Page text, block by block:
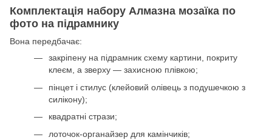
Комплектація набору Алмазна мозаїка по
фото на підрамнику
Вона передбачає:
закріпену на підрамник схему картини, покриту
клеєм, а зверху — захисною плівкою;
пінцет і стилус (клейовий олівець з подушечкою з
силікону);
квадратні стрази;
лоточок-органайзер для камінчиків;